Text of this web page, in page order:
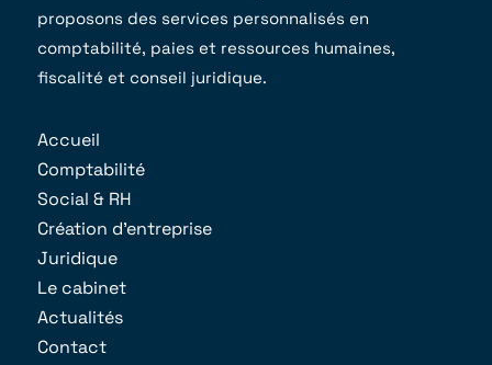
proposons des services personnalisés en
comptabilité, paies et ressources humaines,
fiscalité et conseil juridique.
Accueil
Comptabilité
Social & RH
Création d’entreprise
Juridique
Le cabinet
Actualités
Contact